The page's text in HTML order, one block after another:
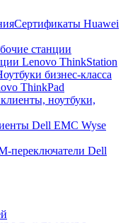
Сертификаты Huawei
станции
Lenovo ThinkStation
бизнес-класса
ThinkPad
ноутбуки,
Dell EMC Wyse
переключатели Dell